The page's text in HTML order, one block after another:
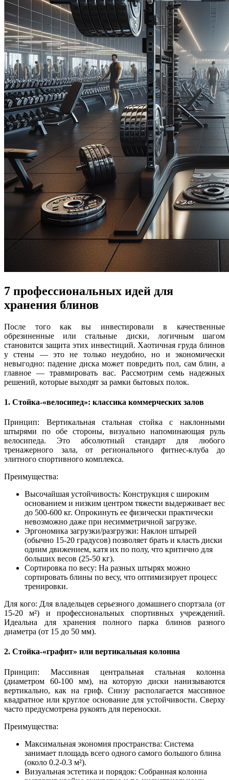
7 профессиональных идей для
хранения блинов
После того как вы инвестировали в качественные
обрезиненные или стальные диски, логичным шагом
становится защита этих инвестиций. Хаотичная груда блинов
у стены — это не только неудобно, но и экономически
невыгодно: падение диска может повредить пол, сам блин, а
главное — травмировать вас. Рассмотрим семь надежных
решений, которые выходят за рамки бытовых полок.
1. Стойка-«велосипед»: классика коммерческих залов
Принцип: Вертикальная стальная стойка с наклонными
штырями по обе стороны, визуально напоминающая руль
велосипеда. Это абсолютный стандарт для любого
тренажерного зала, от регионального фитнес-клуба до
элитного спортивного комплекса.
Преимущества:
Высочайшая устойчивость: Конструкция с широким
основанием и низким центром тяжести выдерживает вес
до 500-600 кг. Опрокинуть ее физически практически
невозможно даже при несимметричной загрузке.
Эргономика загрузки/разгрузки: Наклон штырей
(обычно 15-20 градусов) позволяет брать и класть диски
одним движением, катя их по полу, что критично для
больших весов (25-50 кг).
Сортировка по весу: На разных штырях можно
сортировать блины по весу, что оптимизирует процесс
тренировки.
Для кого: Для владельцев серьезного домашнего спортзала (от
15-20 м²) и профессиональных спортивных учреждений.
Идеальна для хранения полного парка блинов разного
диаметра (от 15 до 50 мм).
2. Стойка-«графит» или вертикальная колонна
Принцип: Массивная центральная стальная колонна
(диаметром 60-100 мм), на которую диски нанизываются
вертикально, как на гриф. Снизу располагается массивное
квадратное или круглое основание для устойчивости. Сверху
часто предусмотрена рукоять для переноски.
Преимущества:
Максимальная экономия пространства: Система
занимает площадь всего одного самого большого блина
(около 0.2-0.3 м²).
Визуальная эстетика и порядок: Собранная колонна